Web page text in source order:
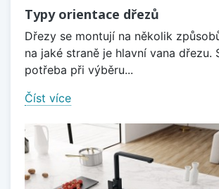
Typy orientace dřezů
Dřezy se montují na několik
na jaké straně je hlavní vana dřezu.
potřeba při výběru...
Číst více